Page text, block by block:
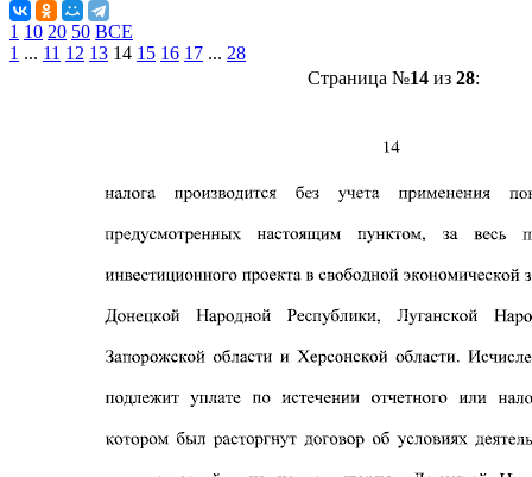
1 10 20 50 ВСЕ
1 ... 11 12 13 14 15 16 17 ... 28
Страница №14из 28: